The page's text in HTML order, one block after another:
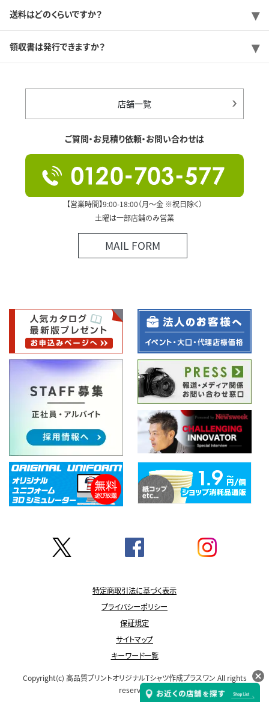
送料はどのくらいですか？
領収書は発行できますか？
店舗一覧
ご質問・お見積り依頼・お問い合わせは
【営業時間】9:00-18:00（月～金 ※祝日除く）
土曜は一部店舗のみ営業
MAIL FORM
特定商取引法に基づく表示
プライバシーポリシー
保証規定
サイトマップ
キーワード一覧
Copyright(c) 高品質プリントオリジナルTシャツ作成プラスワン All rights
reserved.